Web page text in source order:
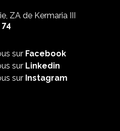
ZA de Kermaria III
sur Facebook
sur Linkedin
sur Instagram